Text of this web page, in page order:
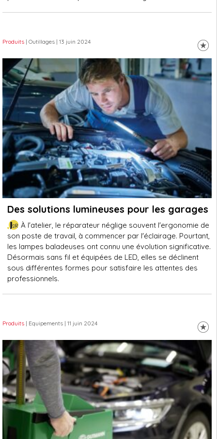
Produits | Outillages | 13 juin 2024
Des solutions lumineuses pour les garages
À l'atelier, le réparateur néglige souvent l'ergonomie de
son poste de travail, à commencer par l'éclairage. Pourtant,
les lampes baladeuses ont connu une évolution significative.
Désormais sans fil et équipées de LED, elles se déclinent
sous différentes formes pour satisfaire les attentes des
professionnels.
Produits | Equipements | 11 juin 2024